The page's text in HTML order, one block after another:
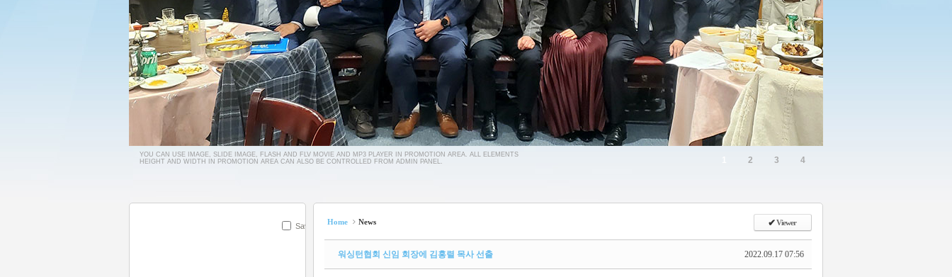
2 3 4
YOU CAN USE IMAGE, SLIDE IMAGE, FLASH AND FLV MOVIE AND MP3 PLAYER IN PROMOTION AREA. ALL ELEMENTS
HEIGHT AND WIDTH IN PROMOTION AREA CAN ALSO BE CONTROLLED FROM ADMIN PANEL.
Save Home News ✔ Viewer
2022.09.17 07:56
워싱턴협회 신임 회장에 김홍렬 목사 선출